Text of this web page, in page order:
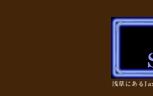
浅草にある